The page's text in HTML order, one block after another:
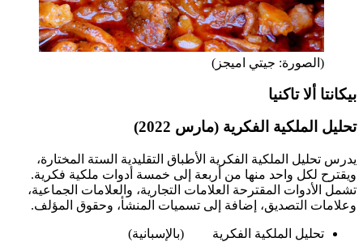
(الصورة: جيتي اميجز)
بيكانتا ألا تاكنيا
تحليل الملكية الفكرية (مارس 2022)
يدرس تحليل الملكية الفكرية الأطباق التقليدية الستة المختارة،
ويقترح لكل واحد منها من أربعة إلى خمسة أدوات ملكية فكرية.
تشمل الأدوات المقترحة العلامات التجارية، والعلامات الجماعية،
وعلامات التصديق، إضافة إلى تسميات المنشأ، وحقوق المؤلف.
تحليل الملكية الفكرية (بالإسبانية)